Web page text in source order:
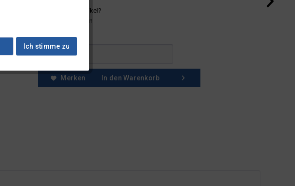
Fragen zum Artikel?
Faxbestellschein
Menge:
Merken In den Warenkorb
Ich stimme zu